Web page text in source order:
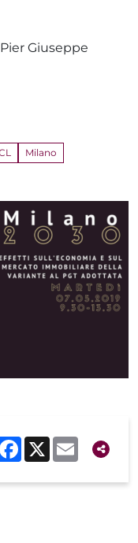
Giuseppe
Milano
Facebook
X Email